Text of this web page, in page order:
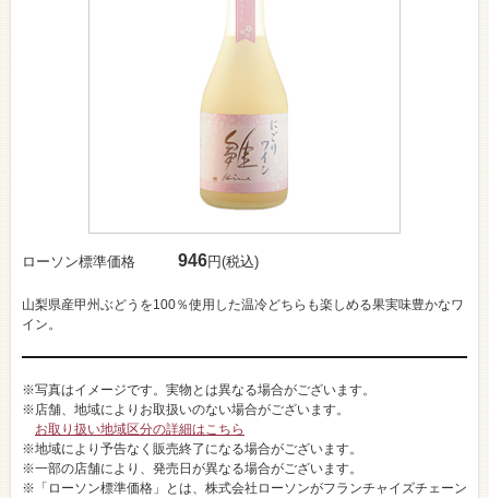
ローソン標準価格 946円(税込)
山梨県産甲州ぶどうを100％使用した温冷どちらも楽しめる果実味豊かなワ
イン。
※写真はイメージです。実物とは異なる場合がございます。
※店舗、地域によりお取扱いのない場合がございます。
お取り扱い地域区分の詳細はこちら
※地域により予告なく販売終了になる場合がございます。
※一部の店舗により、発売日が異なる場合がございます。
※「ローソン標準価格」とは、株式会社ローソンがフランチャイズチェーン